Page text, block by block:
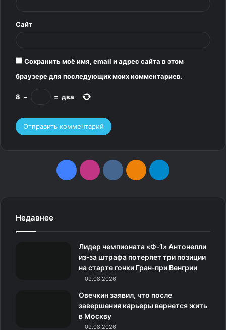
*
Сайт
Сохранить моё имя, email и адрес сайта в этом
браузере для последующих моих комментариев.
8 − = два
F
a
g
a
v
o
m
О
к
л
с
T
g
r
m
Недавнее
Лидер чемпионата «Ф‑1» Антонелли
из‑за штрафа потеряет три позиции
на старте гонки Гран‑при Венгрии
09.08.2026
Овечкин заявил, что после
завершения карьеры вернется жить
в Москву
09.08.2026